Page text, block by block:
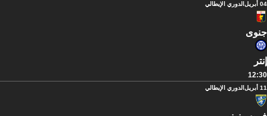
04 أبريل الدوري الإيطالي
جنوى
إنتر
12:30
11 أبريل الدوري الإيطالي